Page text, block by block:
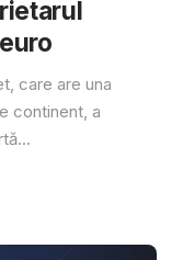
care are una
continent, a